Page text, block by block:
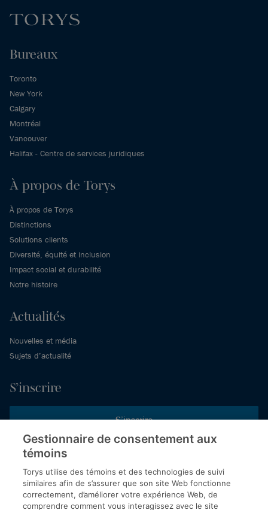
Bureaux
Toronto
New York
Calgary
Montréal
Vancouver
Halifax - Centre de services juridiques
À propos de Torys
À propos de Torys
Distinctions
Solutions clients
Diversité, équité et inclusion
Impact social et durabilité
Notre histoire
Actualités
Nouvelles et média
Sujets d’actualité
S’inscrire
S’inscrire
Inscrivez-vous aux publications de Torys pour recevoir nos derniers
plus encore.
Gestionnaire de consentement aux
témoins
Torys utilise des témoins et des technologies de suivi
similaires afin de s’assurer que son site Web fonctionne
correctement, d’améliorer votre expérience Web, de
comprendre comment vous interagissez avec le site